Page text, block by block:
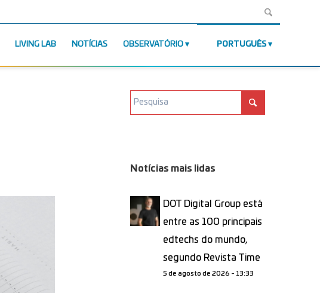
LIVING LAB NOTÍCIAS OBSERVATÓRIO PORTUGUÊS
Notícias mais lidas
DOT Digital Group está
entre as 100 principais
edtechs do mundo,
segundo Revista Time
5 de agosto de 2026 - 13:33